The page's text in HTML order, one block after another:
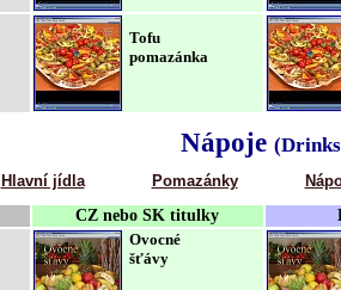
Tofu
pomazánka
Nápoje
Hlavní jídla Pomazánky
CZ nebo SK titulky
Ovocné
šťávy